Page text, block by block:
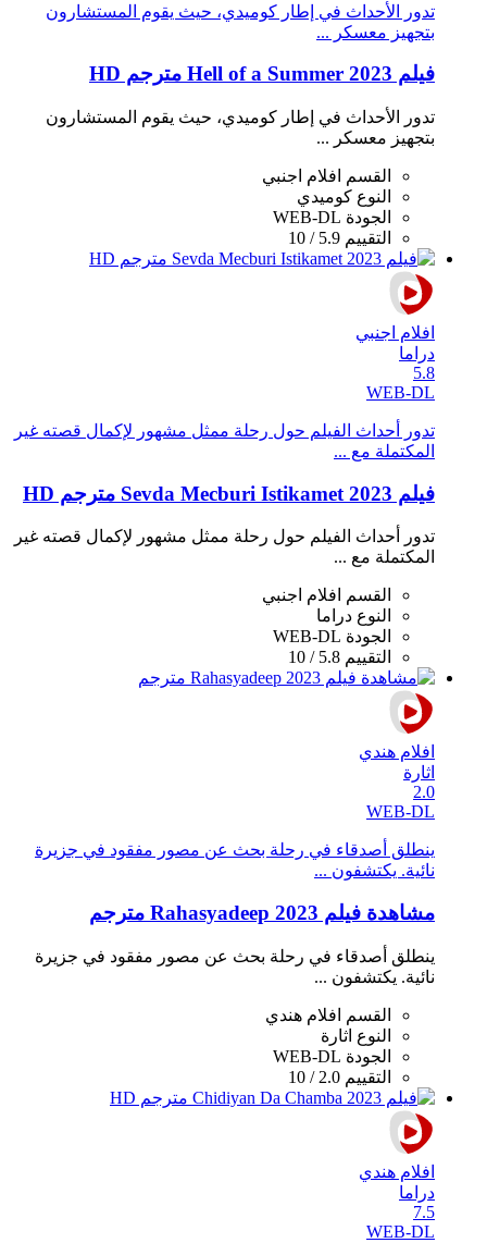
تدور الأحداث في إطار كوميدي، حيث يقوم المستشارون
بتجهيز معسكر ...
فيلم Hell of a Summer 2023 مترجم HD
تدور الأحداث في إطار كوميدي، حيث يقوم المستشارون
بتجهيز معسكر ...
القسم
افلام اجنبي
النوع كوميدي
الجودة WEB-DL
التقييم 5.9 / 10
افلام اجنبي
دراما
5.8
WEB-DL
تدور أحداث الفيلم حول رحلة ممثل مشهور لإكمال قصته غير
المكتملة مع ...
فيلم Sevda Mecburi Istikamet 2023 مترجم HD
تدور أحداث الفيلم حول رحلة ممثل مشهور لإكمال قصته غير
المكتملة مع ...
القسم افلام اجنبي
النوع دراما
الجودة WEB-DL
التقييم 5.8 / 10
افلام هندي
اثارة
2.0
WEB-DL
ينطلق أصدقاء في رحلة بحث عن مصور مفقود في جزيرة
نائية. يكتشفون ...
مشاهدة فيلم Rahasyadeep 2023 مترجم
ينطلق أصدقاء في رحلة بحث عن مصور مفقود في جزيرة
نائية. يكتشفون ...
القسم
افلام هندي
النوع اثارة
الجودة WEB-DL
التقييم 2.0 / 10
افلام هندي
دراما
7.5
WEB-DL